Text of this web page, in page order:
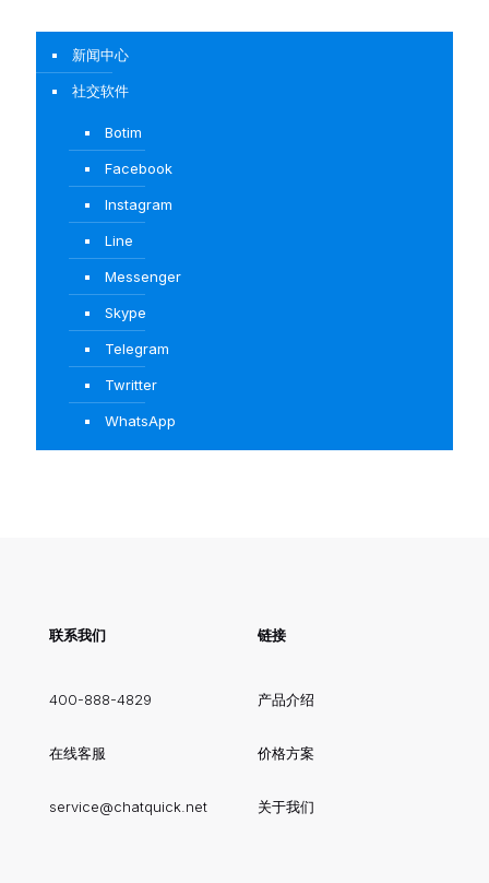
新闻中心
社交软件
Botim
Facebook
Instagram
Line
Messenger
Skype
Telegram
Twritter
WhatsApp
联系我们
400-888-4829
在线客服
service@chatquick.net
链接
产品介绍
价格方案
关于我们